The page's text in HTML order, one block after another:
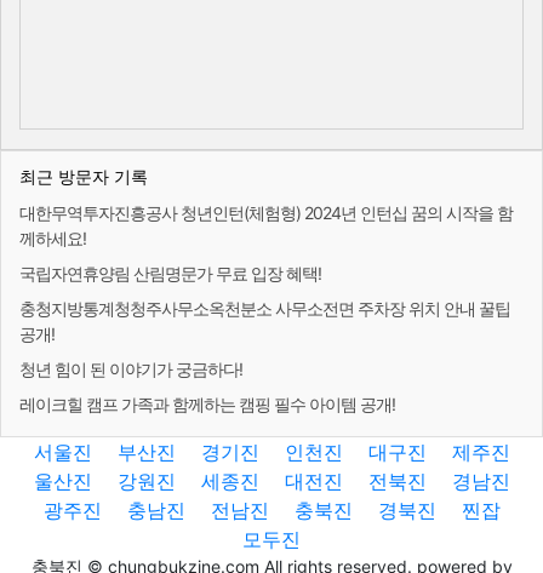
최근 방문자 기록
대한무역투자진흥공사 청년인턴(체험형) 2024년 인턴십 꿈의 시작을 함
께하세요!
국립자연휴양림 산림명문가 무료 입장 혜택!
충청지방통계청청주사무소옥천분소 사무소전면 주차장 위치 안내 꿀팁
공개!
청년 힘이 된 이야기가 궁금하다!
레이크힐 캠프 가족과 함께하는 캠핑 필수 아이템 공개!
서울진 부산진 경기진 인천진 대구진
제주진
울산진
강원진 세종진 대전진 전북진
경남진
광주진
충남진 전남진 충북진 경북진
찐잡
모두진
충북진 © chungbukzine.com All rights reserved. powered by